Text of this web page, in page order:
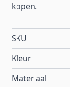
kopen.
SKU
Kleur
Materiaal